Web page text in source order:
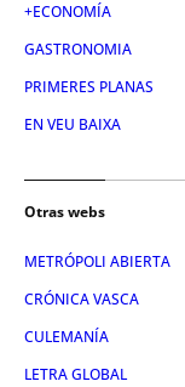
+ECONOMÍA
GASTRONOMIA
PRIMERES PLANAS
EN VEU BAIXA
Otras webs
METRÓPOLI ABIERTA
CRÓNICA VASCA
CULEMANÍA
LETRA GLOBAL